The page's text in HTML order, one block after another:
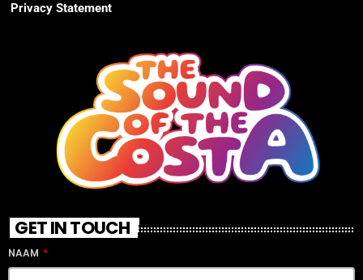
Privacy Statement
GET IN TOUCH
NAAM